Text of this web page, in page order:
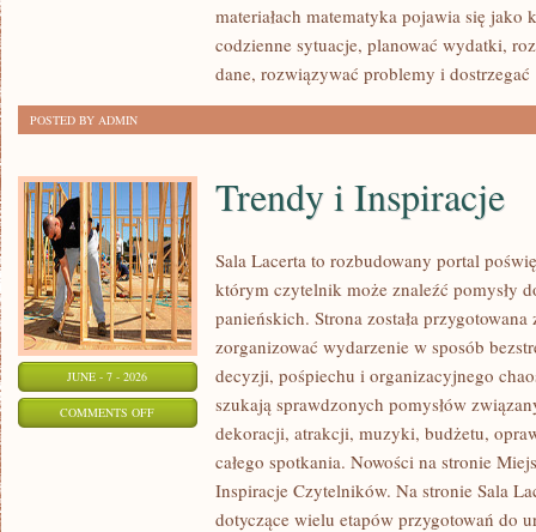
materiałach matematyka pojawia się
codzienne sytuacje, planować wydatki,
dane, rozwiązywać problemy i dostrzegać
POSTED BY ADMIN
JUNE - 7 - 2026
COMMENTS OFFON
INSPIRACJE
Trendy i Inspiracje
Sala Lacerta to rozbudowany portal
którym czytelnik może znaleźć pomysły
panieńskich. Strona została
zorganizować wydarzenie w sposób
decyzji, pośpiechu i organizacyjnego
szukają sprawdzonych pomysłów
dekoracji, atrakcji, muzyki, budżetu,
całego spotkania. Nowości na stronie
Inspiracje Czytelników. Na stronie Sala
dotyczące wielu etapów przygotowań do